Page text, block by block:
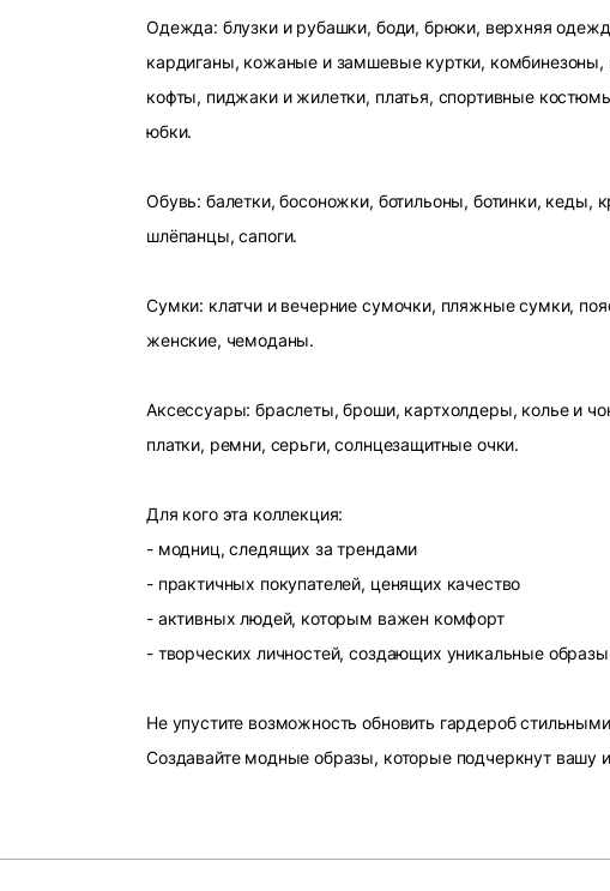
Одежда: блузки и рубашки, боди, брюки, верхняя
кардиганы, кожаные и замшевые куртки,
кофты, пиджаки и жилетки, платья, спортивные
юбки.
Обувь: балетки, босоножки, ботильоны, ботинки, кеды,
шлёпанцы, сапоги.
Сумки: клатчи и вечерние сумочки, пляжные сумки,
женские, чемоданы.
Аксессуары: браслеты, броши, картхолдеры, колье и
платки, ремни, серьги, солнцезащитные очки.
Для кого эта коллекция:
- модниц, следящих за трендами
- практичных покупателей, ценящих качество
- активных людей, которым важен комфорт
- творческих личностей, создающих уникальные образы
Не упустите возможность обновить гардероб
Создавайте модные образы, которые подчеркнут вашу